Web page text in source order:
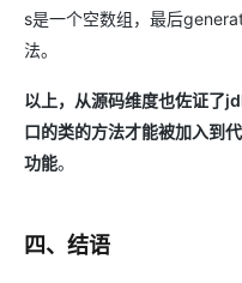
s是一个空数组，最后
法。
以上，从源码维度也佐证了
口的类的方法才能被加入到
功能。
四、结语